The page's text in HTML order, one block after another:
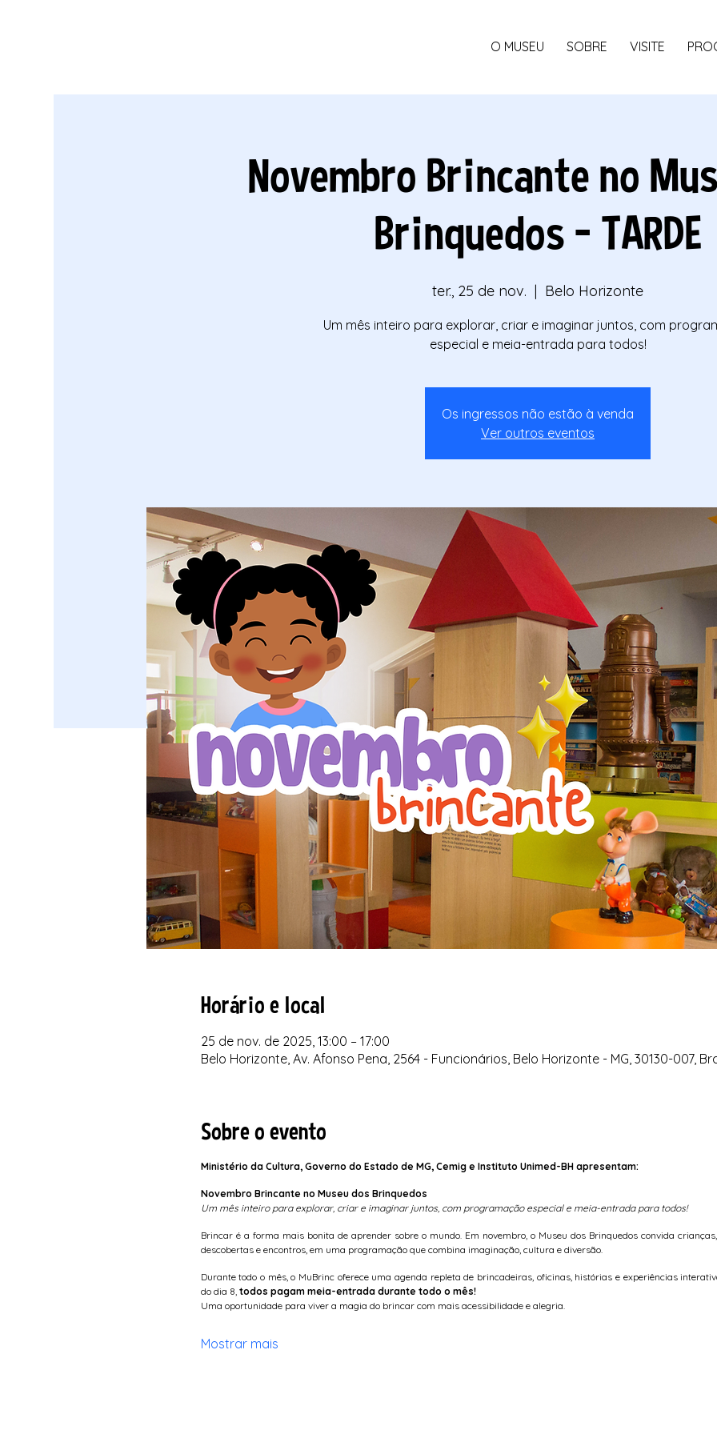
O MUSEU SOBRE VISITE
Novembro Brincante no
Brinquedos - TARDE
ter., 25 de nov.
  |
Belo Horizonte
Um mês inteiro para explorar, criar e imaginar juntos, com
especial e meia-entrada para todos!
Os ingressos não estão à venda
Ver outros eventos
Horário e local
25 de nov. de 2025, 13:00 – 17:00
Belo Horizonte, Av. Afonso Pena, 2564 - Funcionários, Belo Horizonte - MG, 30130-007,
Sobre o evento
Ministério da Cultura, Governo do Estado de MG, Cemig e Instituto Unimed-BH apresentam:
Novembro Brincante no Museu dos Brinquedos
Um mês inteiro para explorar, criar e imaginar juntos, com programação especial e meia-entrada para todos!
Brincar é a forma mais bonita de aprender sobre o mundo. Em novembro, o Museu dos Brinquedos convida
descobertas e encontros, em uma programação que combina imaginação, cultura e diversão.
Durante todo o mês, o MuBrinc oferece uma agenda repleta de brincadeiras, oficinas, histórias e experiências
do dia 8, todos pagam meia-entrada durante todo o mês!
Uma oportunidade para viver a magia do brincar com mais acessibilidade e alegria.
Mostrar mais